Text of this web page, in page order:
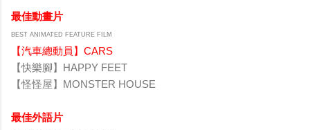
最佳動畫片
BEST ANIMATED FEATURE FILM
【汽車總動員】CARS
【快樂腳】HAPPY FEET
【怪怪屋】MONSTER HOUSE
最佳外語片